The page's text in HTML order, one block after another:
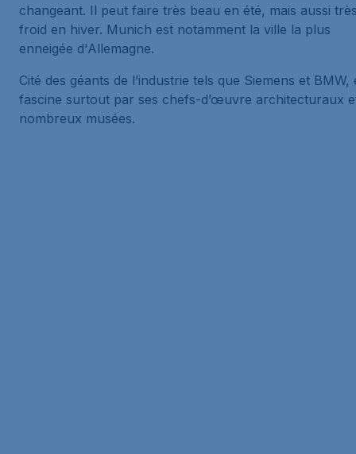
changeant. Il peut faire très beau en été, mais aussi
froid en hiver. Munich est notamment la ville la plus
enneigée d'Allemagne.
Cité des géants de l’industrie tels que Siemens et BMW,
fascine surtout par ses chefs-d’œuvre architecturaux
nombreux musées.